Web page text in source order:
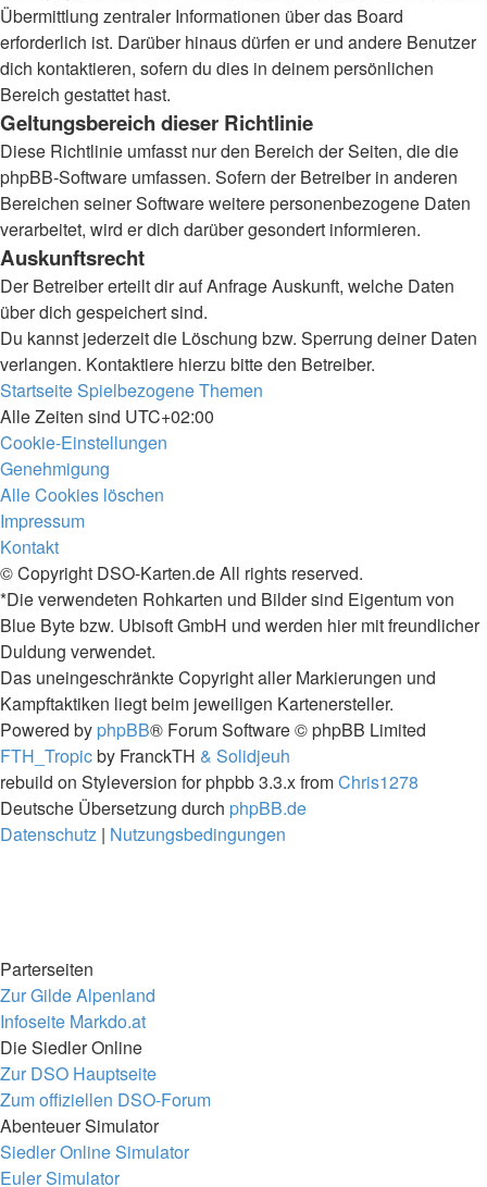
Übermittlung zentraler Informationen über das Board
erforderlich ist. Darüber hinaus dürfen er und andere Benutzer
dich kontaktieren, sofern du dies in deinem persönlichen
Bereich gestattet hast.
Geltungsbereich dieser Richtlinie
Diese Richtlinie umfasst nur den Bereich der Seiten, die die
phpBB-Software umfassen. Sofern der Betreiber in anderen
Bereichen seiner Software weitere personenbezogene Daten
verarbeitet, wird er dich darüber gesondert informieren.
Auskunftsrecht
Der Betreiber erteilt dir auf Anfrage Auskunft, welche Daten
über dich gespeichert sind.
Du kannst jederzeit die Löschung bzw. Sperrung deiner Daten
verlangen. Kontaktiere hierzu bitte den Betreiber.
StartseiteSpielbezogene Themen
Alle Zeiten sind UTC+02:00
Cookie-Einstellungen
Genehmigung
Alle Cookies löschen
Impressum
Kontakt
© Copyright DSO-Karten.de All rights reserved.
*Die verwendeten Rohkarten und Bilder sind Eigentum von
Blue Byte bzw. Ubisoft GmbH und werden hier mit freundlicher
Duldung verwendet.
Das uneingeschränkte Copyright aller Markierungen und
Kampftaktiken liegt beim jeweiligen Kartenersteller.
Powered by phpBB® Forum Software © phpBB Limited
FTH_Tropicby FranckTH & Solidjeuh
rebuild on Styleversion for phpbb 3.3.x fromChris1278
Deutsche Übersetzung durch phpBB.de
Datenschutz | Nutzungsbedingungen
Parterseiten
Zur Gilde Alpenland
Infoseite Markdo.at
Die Siedler Online
Zur DSO Hauptseite
Zum offiziellen DSO-Forum
Abenteuer Simulator
Siedler Online Simulator
Euler Simulator